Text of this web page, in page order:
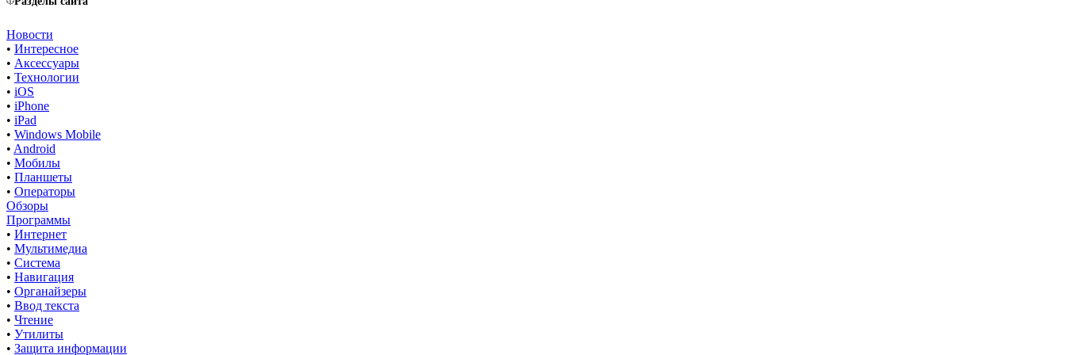
Новости
• Интересное
• Аксессуары
• Технологии
• iOS
• iPhone
• iPad
• Windows Mobile
• Android
• Мобилы
• Планшеты
• Операторы
Обзоры
Программы
• Интернет
• Мультимедиа
• Система
• Навигация
• Органайзеры
• Ввод текста
• Чтение
• Утилиты
• Защита информации